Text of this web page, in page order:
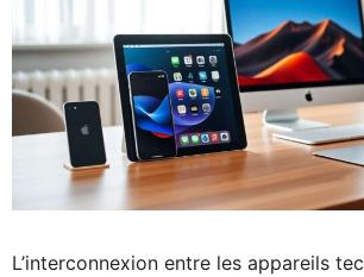
L’interconnexion entre les appareils